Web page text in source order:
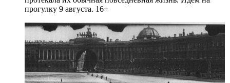
прогулку 9 августа. 16+